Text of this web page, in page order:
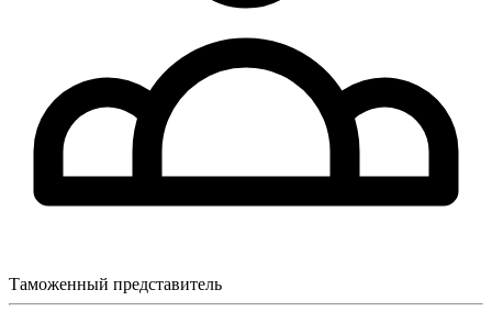
Таможенный представитель